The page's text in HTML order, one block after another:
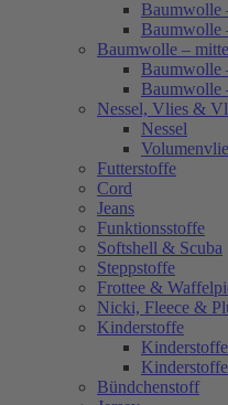
Baumwolle
Baumwolle
Baumwolle –
Baumwolle
Baumwolle
Nessel, Vlies &
Nessel
Futterstoffe
Cord
Jeans
Funktionsstoffe
Softshell & Scuba
Steppstoffe
Frottee &
Nicki, Fleece &
Kinderstoffe
Bündchenstoff